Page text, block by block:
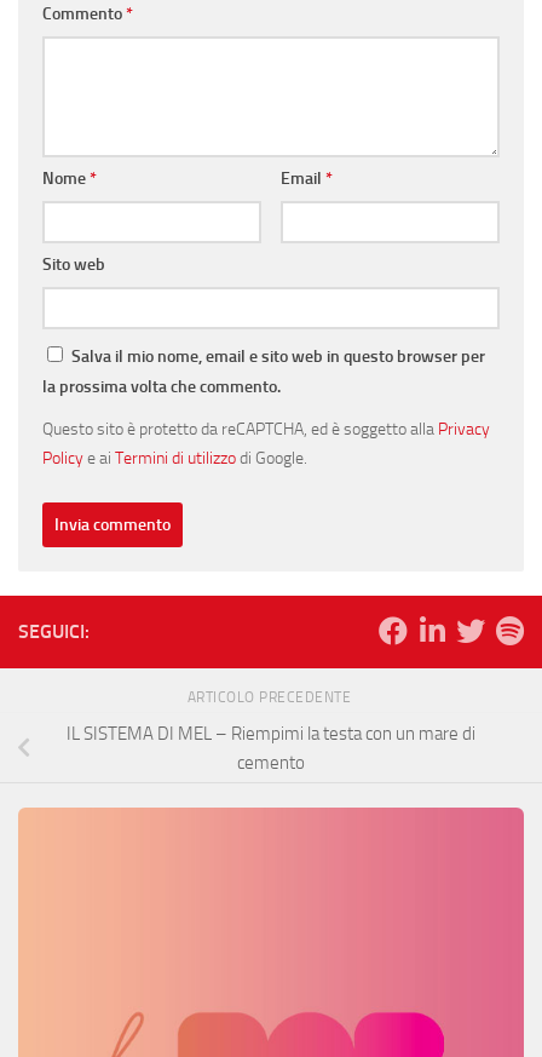
Commento*
Nome* Email *
Sito web
Salva il mio nome, email e sito web in questo browser per
la prossima volta che commento.
Questo sito è protetto da reCAPTCHA, ed è soggetto alla Privacy
Policye ai Termini di utilizzodi Google.
SEGUICI:
ARTICOLO PRECEDENTE
IL SISTEMA DI MEL – Riempimi la testa con un mare di
cemento